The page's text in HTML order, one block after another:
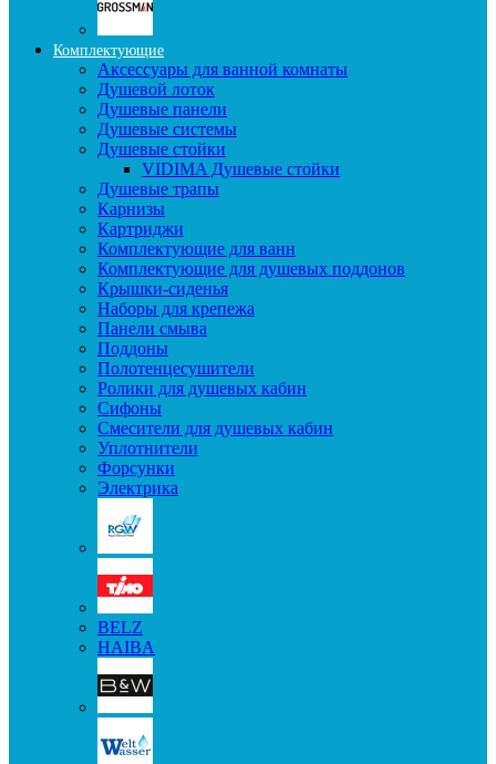
Комплектующие
Аксессуары для ванной комнаты
Душевой лоток
Душевые панели
Душевые системы
Душевые стойки
VIDIMA Душевые стойки
Душевые трапы
Карнизы
Картриджи
Комплектующие для ванн
Комплектующие для душевых поддонов
Крышки-сиденья
Наборы для крепежа
Панели смыва
Поддоны
Полотенцесушители
Ролики для душевых кабин
Сифоны
Смесители для душевых кабин
Уплотнители
Форсунки
Электрика
BELZ
HAIBA